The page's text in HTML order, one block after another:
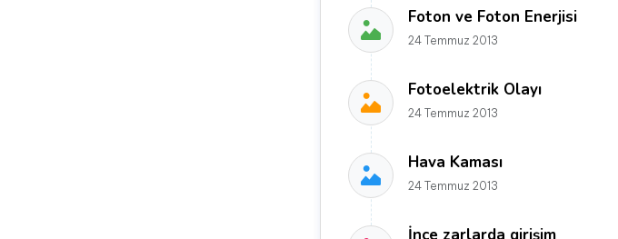
Foton ve Foton Enerjisi
24 Temmuz 2013
Fotoelektrik Olayı
24 Temmuz 2013
Hava Kaması
24 Temmuz 2013